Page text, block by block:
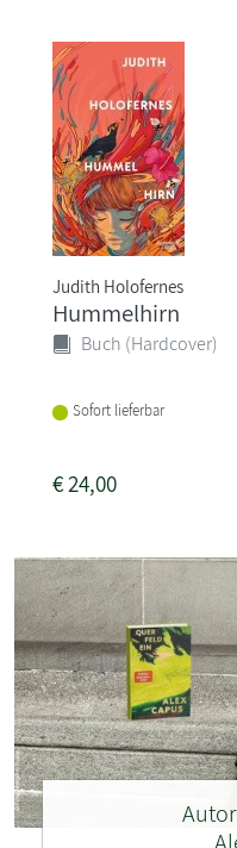
Judith Holofernes
Hummelhirn
Buch (Hardcover)
Sofort lieferbar
€24,00